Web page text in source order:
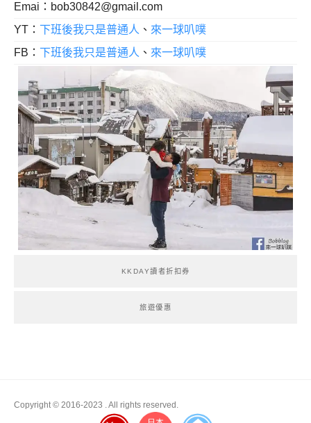
Emai： bob30842@gmail.com
YT： 下班後我只是普通人 、 來一球叭噗
FB： 下班後我只是普通人 、 來一球叭噗
KKDAY讀者折扣券
旅遊優惠
Copyright © 2016-2023 . All rights reserved.